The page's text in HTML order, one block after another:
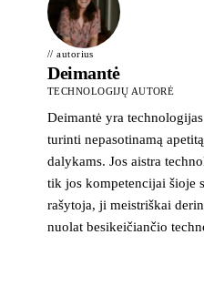
// autorius
Deimantė
TECHNOLOGIJŲ AUTORĖ
Deimantė yra
turinti nepasotinamą
dalykams. Jos aistra
tik jos kompetencijai šioje
rašytoja, ji meistriškai
nuolat besikeičiančio